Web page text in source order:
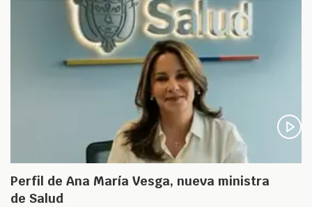
Perfil de Ana María Vesga, nueva ministra
de Salud